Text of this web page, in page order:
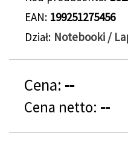
EAN 199251275456
Dział Notebooki /
Cena: --
Cena netto: --